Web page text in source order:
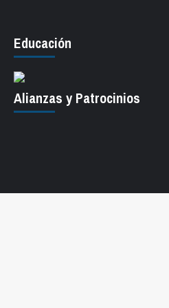
Educación
Alianzas y Patrocinios